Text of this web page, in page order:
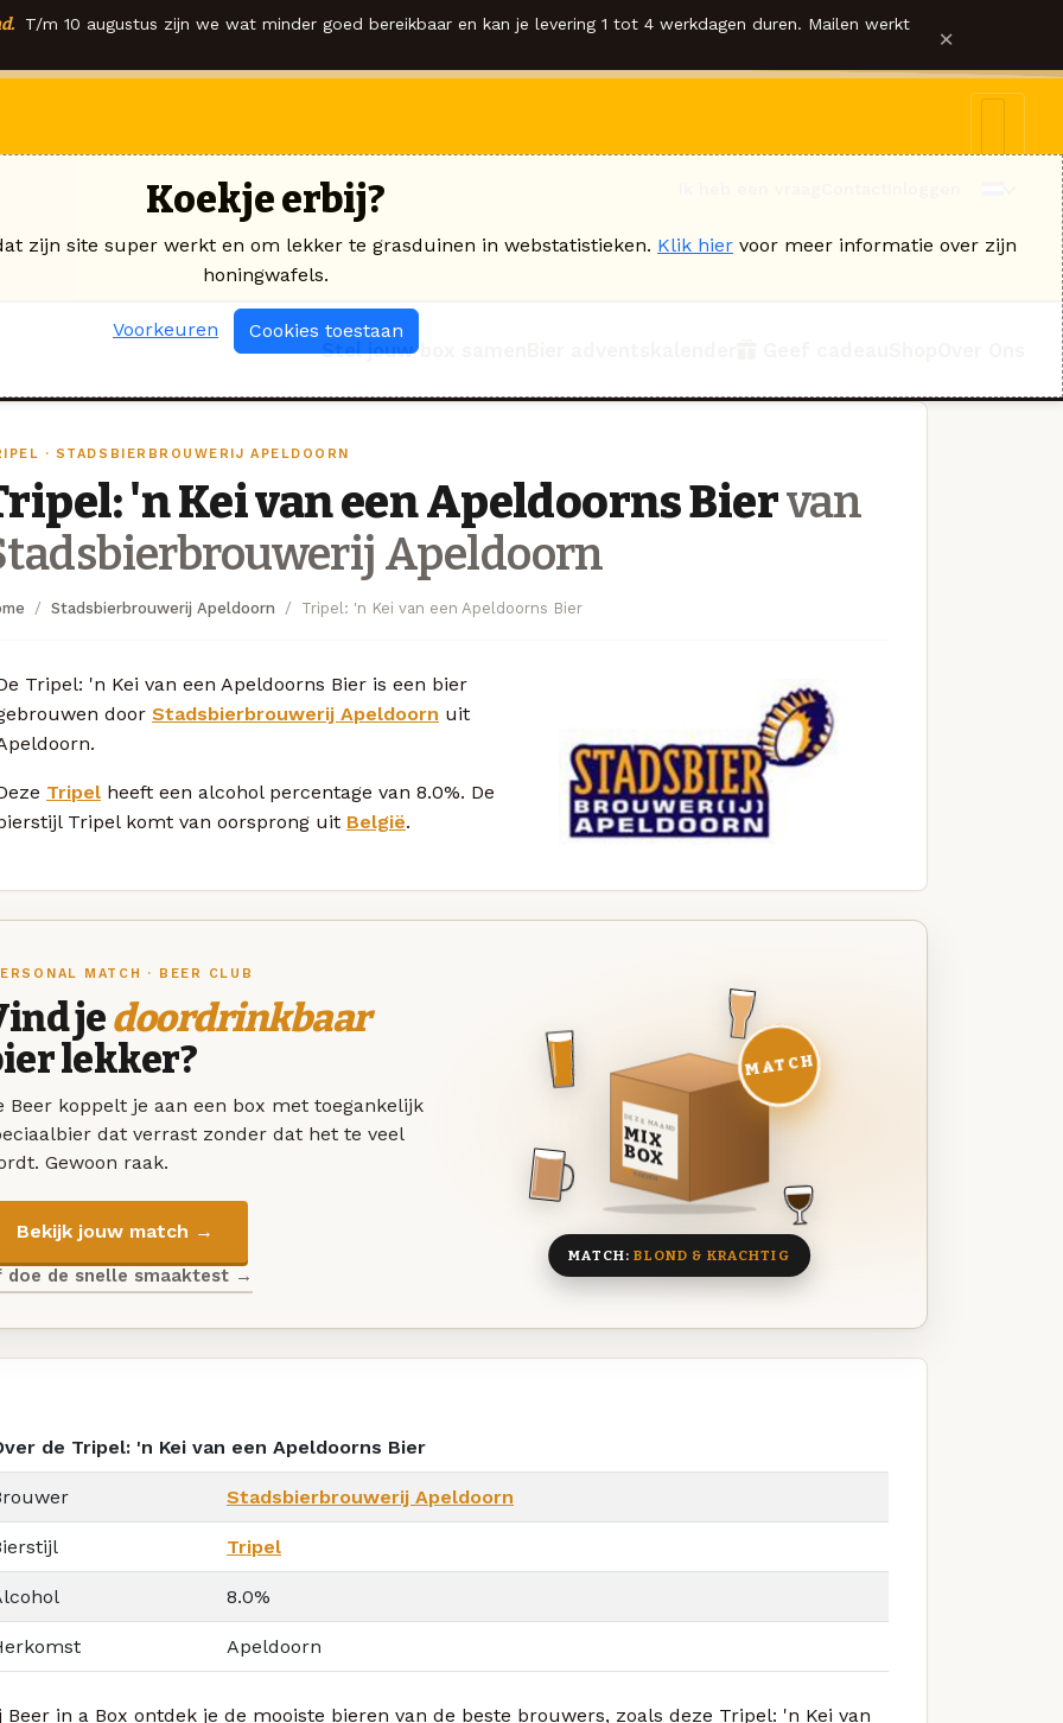
T/m 10 augustus zijn we wat minder goed bereikbaar en kan je levering 1 tot 4 werkdagen duren. Mailen werkt ×
Stel jouw box samen
· STADSBIERBROUWERIJ APELDOORN
'n Kei van een Apeldoorns Biervan
Apeldoorn
Stadsbierbrouwerij Apeldoorn Tripel: 'n Kei van een Apeldoorns Bier
Tripel: 'n Kei van een Apeldoorns Bier is een bier
door Stadsbierbrouwerij Apeldoorn uit
Tripel heeft een alcohol percentage van 8.0%. De
Tripel komt van oorsprong uit België.
MATCH · BEER CLUB
jedoordrinkbaar
lekker?
Beer koppelt je aan een box met toegankelijk
dat verrast zonder dat het te veel
Gewoon raak.
Bekijk jouw match →
doe de snelle smaaktest →
DEZE MAAND
MIX
BOX
8 BIEREN
MATCH
MATCH:BLOND & KRACHTIG
de Tripel: 'n Kei van een Apeldoorns Bier
Stadsbierbrouwerij Apeldoorn
Tripel
8.0%
Apeldoorn
Beer in a Box ontdek je de mooiste bieren van de beste brouwers, zoals deze Tripel: 'n Kei van
Koekje erbij?
zijn site super werkt en om lekker te grasduinen in webstatistieken. Klik hier voor meer informatie over zijn
honingwafels.
Voorkeuren Cookies toestaan